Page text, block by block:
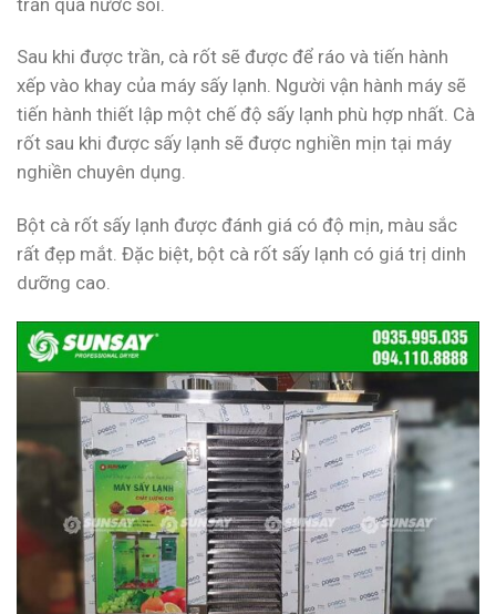
Sau khi được trần, cà rốt sẽ được để ráo và tiến hành
xếp vào khay của máy sấy lạnh. Người vận hành máy sẽ
tiến hành thiết lập một chế độ sấy lạnh phù hợp nhất. Cà
rốt sau khi được sấy lạnh sẽ được nghiền mịn tại máy
nghiền chuyên dụng.
Bột cà rốt sấy lạnh được đánh giá có độ mịn, màu sắc
rất đẹp mắt. Đặc biệt, bột cà rốt sấy lạnh có giá trị dinh
dưỡng cao.